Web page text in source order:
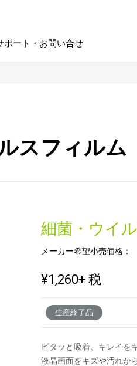
筆記具
キャラクタ
ポート・お問い合せ
スフィルム
細菌・ウイ
メーカー希望小売価格：
¥1,260+ 税
生産終了品
ピタッと吸着、キレイを
液晶画面をキズや汚れか